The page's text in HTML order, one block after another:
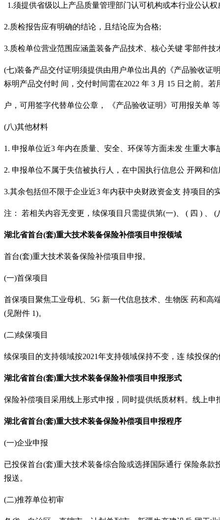
1.须提供省级以上产品质量管理部门认可机构或本行业公认
2.质检报告应有明确的结论，且结论应为合格;
3.质检单位营业范围应涵盖装备产品技术、核心关键 零部件技
(七)装备产品交付证明须提供由用户单位出具的《产品验收证
标明产品交付时 间，交付时间需在2022 年 3 月 15 日之前。若
户，可用签字代替单位公章， 《产品验收证明》可用报关单
(八)其他材料
1. 申报单位近3 年内在质量、安全、环保等方面未发 生重大
2. 申报单位不属于失信被执行人，在中国执行信息公 开网和
3.其余包括但不限于企业近3 年内获中央财政资金支 持项目
注： 若相关内容无变更，续保项目只需提供第(一)、 ( 四 ) 、 (
湖北省首台(套)重大技术装备保险补偿项目申报领域
首台(套)重大技术装备保险补偿项目申报。
(一)首保项目
首保项目聚焦工业母机、 5G 新一代信息技术、生物医 药和高
(见附件 1)。
(二)续保项目
续保项目的支持领域按2021年支持领域保持不变，连 续投保
湖北省首台(套)重大技术装备保险补偿项目申报形式
保险补偿项目采用线上形式申报，同时提供纸质材料。线上
湖北省首台(套)重大技术装备保险补偿项目申报程序
(一)企业申报
已投保首台(套)重大技术装备综合险或选择国际通行 保险条
报送。
(二)推荐单位初审